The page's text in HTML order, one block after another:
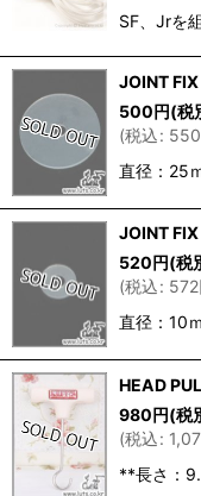
SF、Jrを
JOINT
500円(税
(税込: 550
直径：25
JOINT
520円(税
(税込: 572
直径：10
HEAD
980円(税
(税込:
**長さ：